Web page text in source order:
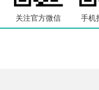
关注官方微信 手机